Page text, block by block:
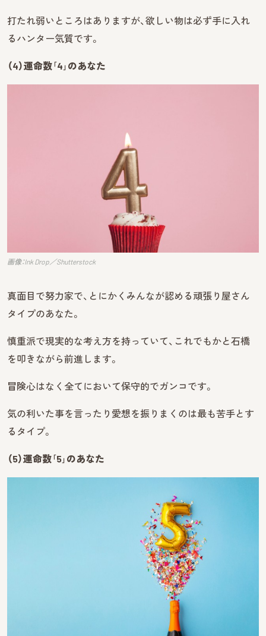
打たれ弱いところはありますが、欲しい物は必ず手に入れ
るハンター気質です。
（4）運命数｢4｣のあなた
画像：Ink Drop／Shutterstock
真面目で努力家で、とにかくみんなが認める頑張り屋さん
タイプのあなた。
慎重派で現実的な考え方を持っていて、これでもかと石橋
を叩きながら前進します。
冒険心はなく全てにおいて保守的でガンコです。
気の利いた事を言ったり愛想を振りまくのは最も苦手とす
るタイプ。
（5）運命数｢5｣のあなた